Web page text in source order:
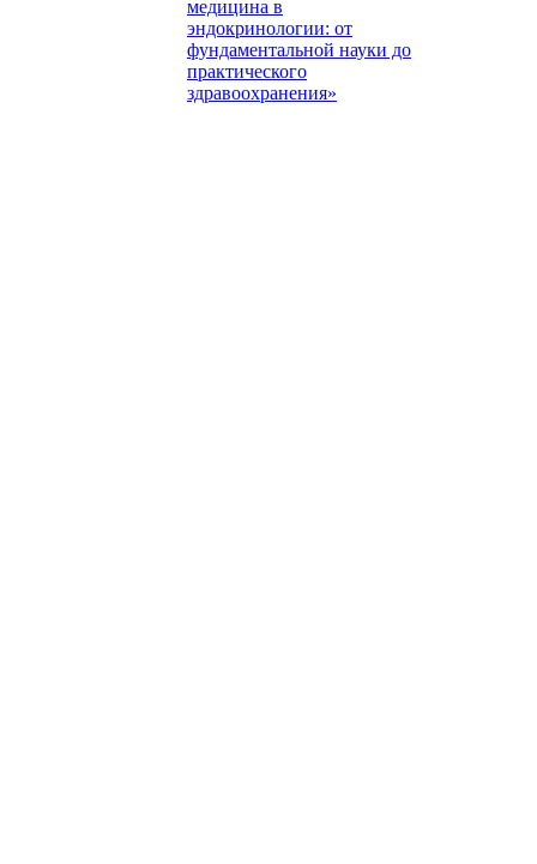
медицина в
эндокринологии: от
фундаментальной науки до
практического
здравоохранения»